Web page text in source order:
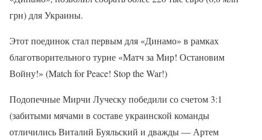
грн) для Украины.
Этот поединок стал первым для «Динамо» в рамках
благотворительного турне «Матч за Мир! Остановим
Войну!» (Match for Peace! Stop the War!)
Подопечные Мирчи Луческу победили со счетом 3:1
(забитыми мячами в составе украинской команды
отличились Виталий Буяльский и дважды — Артем